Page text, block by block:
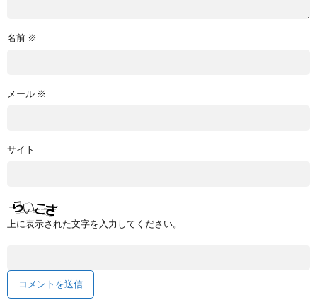
名前 ※
メール ※
サイト
上に表示された文字を入力してください。